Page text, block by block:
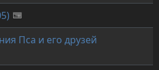
Пса и его друзей